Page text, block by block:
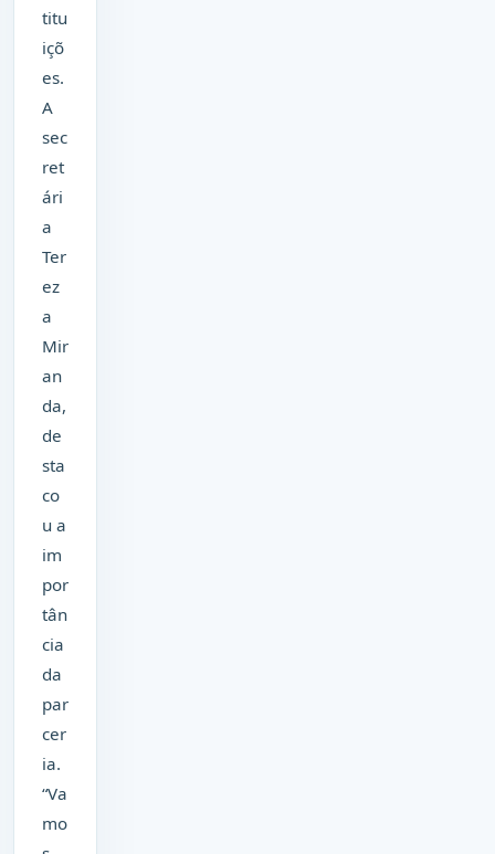
titu
içõ
es.
A
sec
ret
ári
a
Ter
ez
a
Mir
an
da,
de
sta
co
u a
im
por
tân
cia
da
par
cer
ia.
“Va
mo